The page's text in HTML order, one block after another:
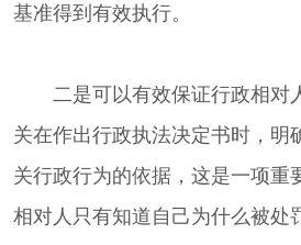
基准得到有效执行。
二是可以有效保证行政相对
关在作出行政执法决定书时，明
关行政行为的依据，这是一项重
相对人只有知道自己为什么被处